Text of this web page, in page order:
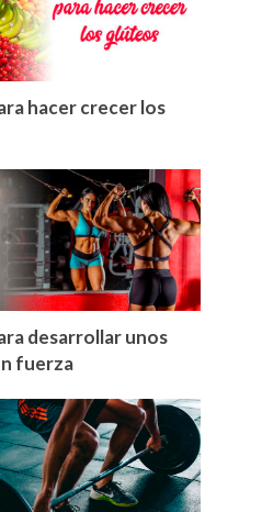
hacer crecer los
desarrollar unos
fuerza